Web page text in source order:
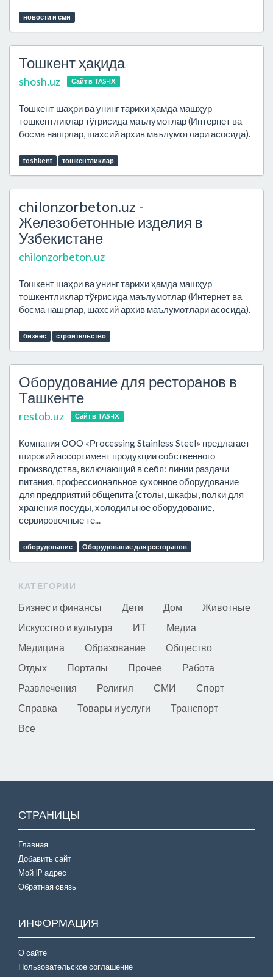
новости и сми
Тошкент ҳақида
shosh.uz Сайт в TAS-IX
Тошкент шаҳри ва унинг тарихи ҳамда машҳур
тошкентликлар тўғрисида маълумотлар (Интернет ва
босма нашрлар, шахсий архив маълумотлари асосида).
toshkent тошкентликлар
chilonzorbeton.uz -
Железобетонные изделия в
Узбекистане
chilonzorbeton.uz
Тошкент шаҳри ва унинг тарихи ҳамда машҳур
тошкентликлар тўғрисида маълумотлар (Интернет ва
босма нашрлар, шахсий архив маълумотлари асосида).
бизнес строительство
Оборудование для ресторанов в
Ташкенте
restob.uz Сайт в TAS-IX
Компания ООО «Рrocessing Stainless Steel» предлагает
широкий ассортимент продукции собственного
производства, включающий в себя: линии раздачи
питания, профессиональное кухонное оборудование
для предприятий общепита (столы, шкафы, полки для
хранения посуды, холодильное оборудование,
сервировочные те...
оборудование Оборудование для ресторанов
КАТЕГОРИИ
Бизнес и финансы Дети Дом
Животные
Искусство и культура
ИТ
Медиа
Медицина
Образование
Общество
Отдых
Порталы Прочее
Работа
Развлечения
Религия СМИ
Спорт
Справка
Товары и услуги
Транспорт
Все
СТРАНИЦЫ
Главная
Добавить сайт
Мой IP адрес
Обратная связь
ИНФОРМАЦИЯ
О сайте
Пользовательское соглашение